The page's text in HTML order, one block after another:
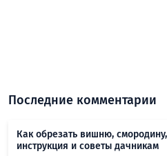
Последние комментарии
Как обрезать вишню,
инструкция и советы дачникам